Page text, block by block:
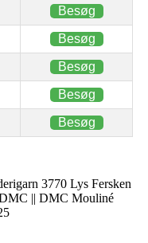
Besøg
Besøg
Besøg
Besøg
Besøg
3770 Lys Fersken
|| DMC Mouliné